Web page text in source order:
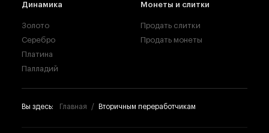
Динамика
Золото
Серебро
Платина
Палладий
Монеты и слитки
Продать слитки
Продать монеты
Вы здесь: Главная Вторичным переработчикам